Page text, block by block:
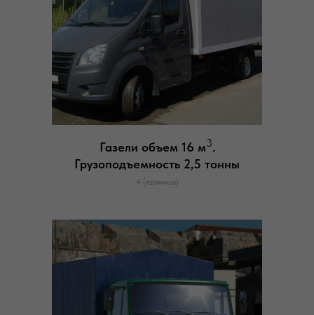
Газели объем 16 м3.
Грузоподъемность 2,5 тонны
4 (единицы)